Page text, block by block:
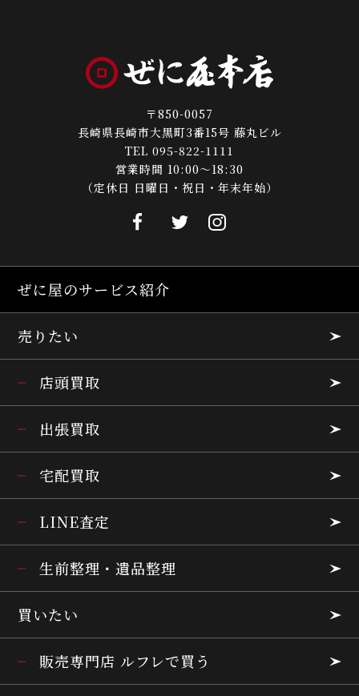
〒850-0057
長崎県長崎市大黒町3番15号 藤丸ビル
TEL 095-822-1111
営業時間 10:00～18:30
（定休日 日曜日・祝日・年末年始）
ぜに屋のサービス紹介
売りたい
店頭買取
出張買取
宅配買取
LINE査定
生前整理・遺品整理
買いたい
販売専門店 ルフレで買う